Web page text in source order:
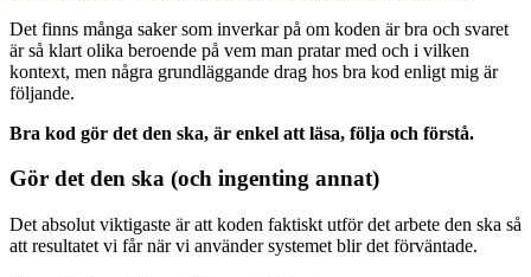
Det finns många saker som inverkar på om koden är bra och svaret
är så klart olika beroende på vem man pratar med och i vilken
kontext, men några grundläggande drag hos bra kod enligt mig är
följande.
Bra kod gör det den ska, är enkel att läsa, följa och förstå.
Gör det den ska (och ingenting annat)
Det absolut viktigaste är att koden faktiskt utför det arbete den ska så
att resultatet vi får när vi använder systemet blir det förväntade.